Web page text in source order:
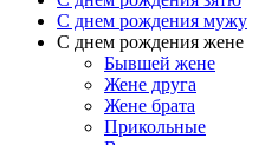
C днем рождения мужу
С днем рождения жене
Бывшей жене
Жене друга
Жене брата
Прикольные